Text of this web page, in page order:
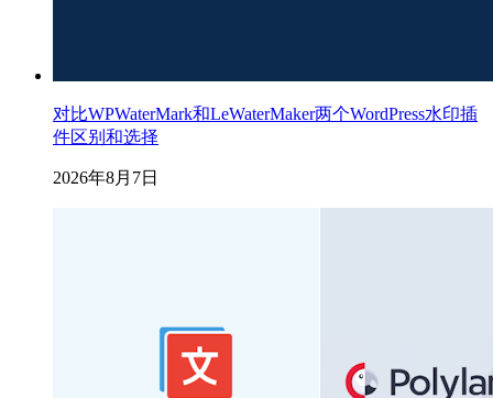
对比WPWaterMark和LeWaterMaker两个WordPress水印插
件区别和选择
2026年8月7日